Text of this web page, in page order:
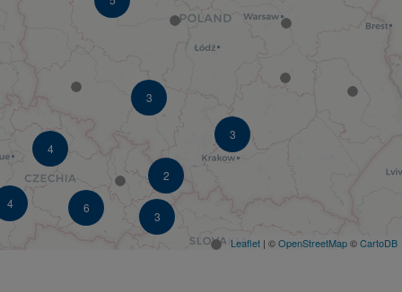
3
3
3
2
4
4
6
Leaflet | ©OpenStreetMap©CartoDB